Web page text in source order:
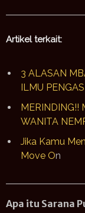
Artikel terkait:
3 ALASAN
ILMU
MERINDING!!
WANITA
Jika Kamu
Move On
Apa itu Sarana